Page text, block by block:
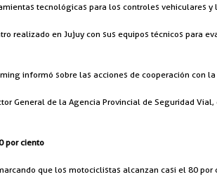
tecnológicas para los controles vehiculares
realizado en Jujuy con sus equipos técnicos para
informó sobre las acciones de cooperación con
General de la Agencia Provincial de Seguridad
por ciento
que los motociclistas alcanzan casi el 80